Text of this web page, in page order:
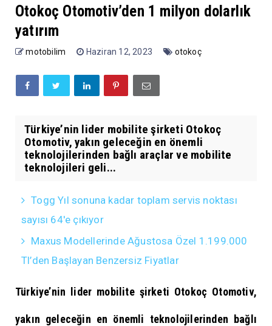
Otokoç Otomotiv’den 1 milyon dolarlık
yatırım
motobilim Haziran 12, 2023 otokoç
Türkiye’nin lider mobilite şirketi Otokoç
Otomotiv, yakın geleceğin en önemli
teknolojilerinden bağlı araçlar ve mobilite
teknolojileri geli...
Togg Yıl sonuna kadar toplam servis noktası
sayısı 64'e çıkıyor
Maxus Modellerinde Ağustosa Özel 1.199.000
Tl’den Başlayan Benzersiz Fiyatlar
Türkiye’nin lider mobilite şirketi Otokoç Otomotiv,
yakın geleceğin en önemli teknolojilerinden bağlı